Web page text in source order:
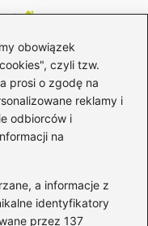
obowiązek
czyli tzw.
prosi o zgodę na
reklamy i
odbiorców i
na
a informacje z
identyfikatory
przez 137
od lat
oraz rynków
historią pieniądza i
mechanizmami
gospodarką.
z bankowością,
inwestowaniem na
zmianami, które
czasie. Stawia na
złożonych
pomaga lepiej